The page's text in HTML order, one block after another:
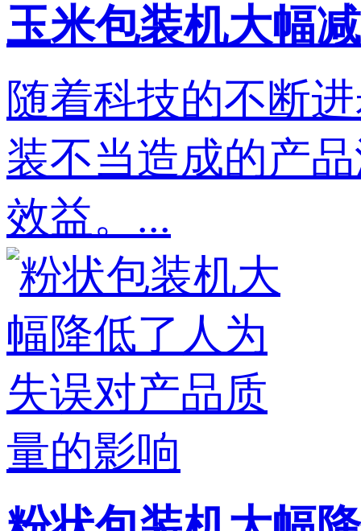
玉米包装机大幅
随着科技的不断
装不当造成的产
效益。...